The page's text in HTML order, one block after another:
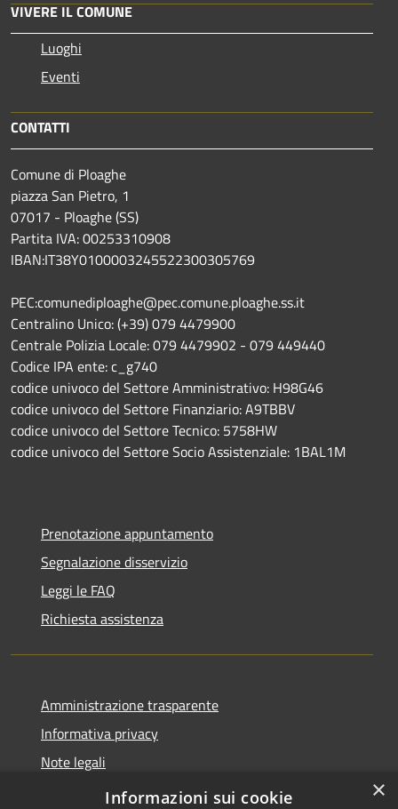
VIVERE IL COMUNE
Luoghi
Eventi
CONTATTI
Comune di Ploaghe
piazza San Pietro, 1
07017 - Ploaghe (SS)
Partita IVA: 00253310908
IBAN:IT38Y0100003245522300305769
PEC:comunediploaghe@pec.comune.ploaghe.ss.it
Centralino Unico: (+39) 079 4479900
Centrale Polizia Locale: 079 4479902 - 079 449440
Codice IPA ente: c_g740
codice univoco del Settore Amministrativo: H98G46
codice univoco del Settore Finanziario: A9TBBV
codice univoco del Settore Tecnico: 5758HW
codice univoco del Settore Socio Assistenziale: 1BAL1M
Prenotazione appuntamento
Segnalazione disservizio
Leggi le FAQ
Richiesta assistenza
Amministrazione trasparente
Informativa privacy
Note legali
Dichiarazione di accessibilità
×
Informazioni sui cookie